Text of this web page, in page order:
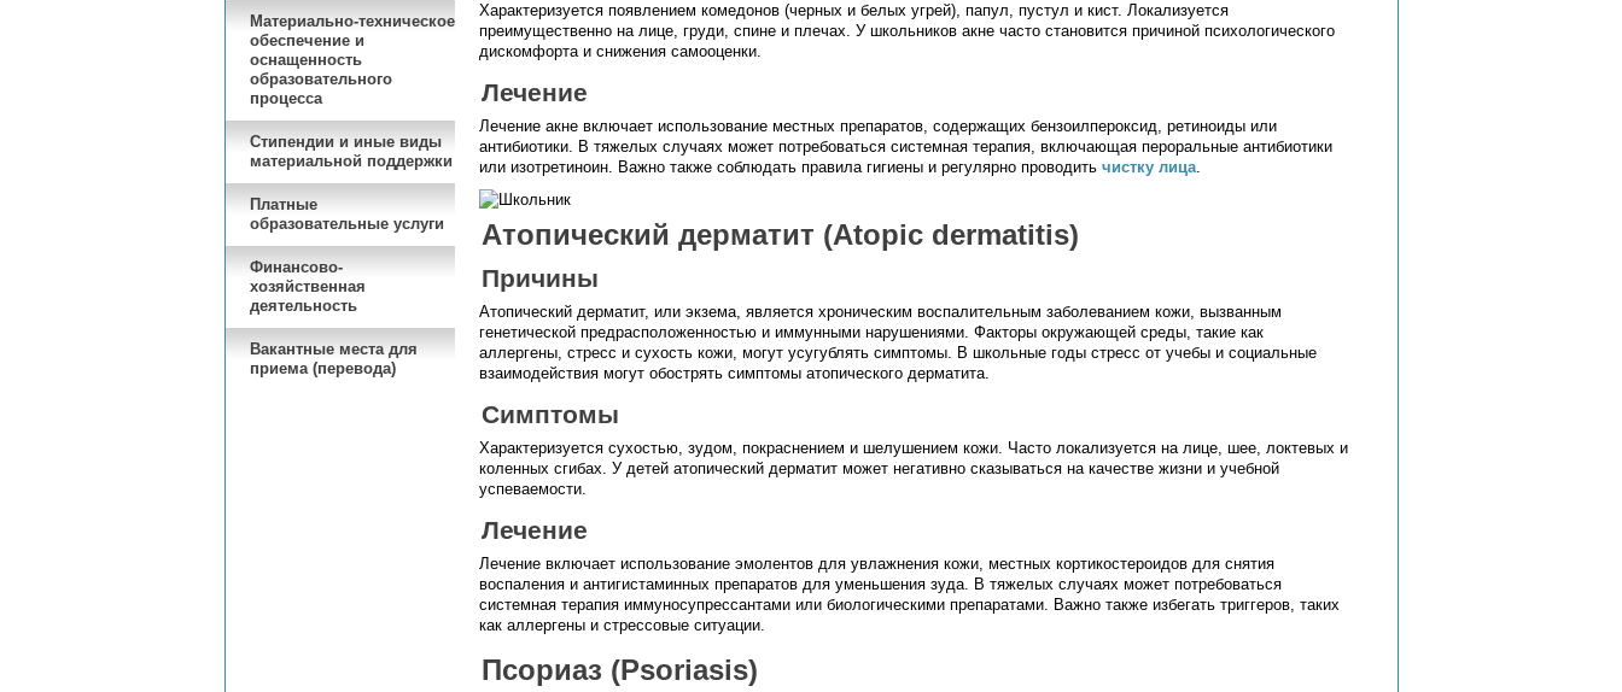
Материально-техническое
обеспечение и
оснащенность
образовательного
процесса
Стипендии и иные виды
материальной поддержки
Платные
образовательные услуги
Финансово-
хозяйственная
деятельность
Вакантные места для
приема (перевода)
Характеризуется появлением комедонов (черных и белых угрей), папул, пустул и кист. Локализуется
преимущественно на лице, груди, спине и плечах. У школьников акне часто становится причиной психологического
дискомфорта и снижения самооценки.
Лечение
Лечение акне включает использование местных препаратов, содержащих бензоилпероксид, ретиноиды или
антибиотики. В тяжелых случаях может потребоваться системная терапия, включающая пероральные антибиотики
или изотретиноин. Важно также соблюдать правила гигиены и регулярно проводить чистку лица.
Атопический дерматит (Atopic dermatitis)
Причины
Атопический дерматит, или экзема, является хроническим воспалительным заболеванием кожи, вызванным
генетической предрасположенностью и иммунными нарушениями. Факторы окружающей среды, такие как
аллергены, стресс и сухость кожи, могут усугублять симптомы. В школьные годы стресс от учебы и социальные
взаимодействия могут обострять симптомы атопического дерматита.
Симптомы
Характеризуется сухостью, зудом, покраснением и шелушением кожи. Часто локализуется на лице, шее, локтевых и
коленных сгибах. У детей атопический дерматит может негативно сказываться на качестве жизни и учебной
успеваемости.
Лечение
Лечение включает использование эмолентов для увлажнения кожи, местных кортикостероидов для снятия
воспаления и антигистаминных препаратов для уменьшения зуда. В тяжелых случаях может потребоваться
системная терапия иммуносупрессантами или биологическими препаратами. Важно также избегать триггеров, таких
как аллергены и стрессовые ситуации.
Псориаз (Psoriasis)